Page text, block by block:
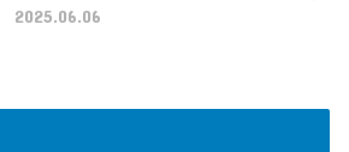
2025.06.06